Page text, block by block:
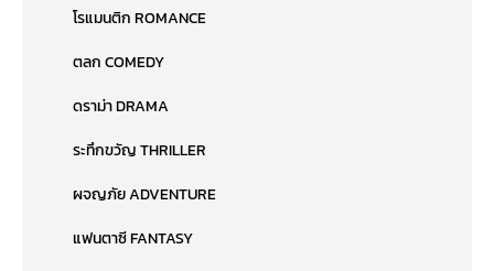
โรแมนติก ROMANCE
ตลก COMEDY
ดราม่า DRAMA
ระทึกขวัญ THRILLER
ผจญภัย ADVENTURE
แฟนตาซี FANTASY